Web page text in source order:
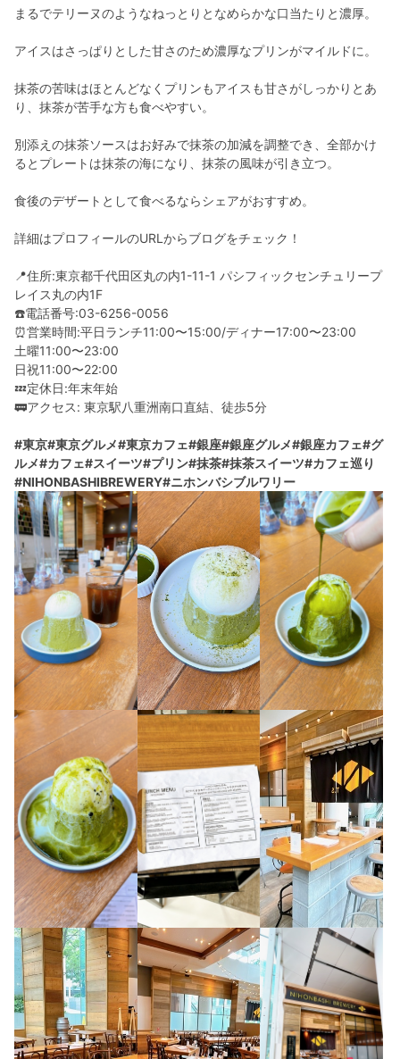
まるでテリーヌのようなねっとりとなめらかな口当たりと濃厚。
アイスはさっぱりとした甘さのため濃厚なプリンがマイルドに。
抹茶の苦味はほとんどなくプリンもアイスも甘さがしっかりとあ
り、抹茶が苦手な方も食べやすい。
別添えの抹茶ソースはお好みで抹茶の加減を調整でき、全部かけ
るとプレートは抹茶の海になり、抹茶の風味が引き立つ。
食後のデザートとして食べるならシェアがおすすめ。
詳細はプロフィールのURLからブログをチェック！
📍住所:東京都千代田区丸の内1-11-1 パシフィックセンチュリープ
レイス丸の内1F
☎️電話番号:03-6256-0056
⏰営業時間:平日ランチ11:00〜15:00/ディナー17:00〜23:00
土曜11:00〜23:00
日祝11:00〜22:00
💤定休日:年末年始
🚃アクセス: 東京駅八重洲南口直結、徒歩5分
#東京#東京グルメ#東京カフェ#銀座#銀座グルメ#銀座カフェ#グ
ルメ#カフェ#スイーツ#プリン#抹茶#抹茶スイーツ#カフェ巡り
#NIHONBASHIBREWERY#ニホンバシブルワリー